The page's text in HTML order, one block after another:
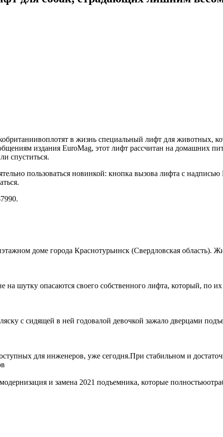
в жизнь специальный лифт для животных,
издания EuroMag, этот лифт рассчитан на домашних
спуститься.
пользоваться новинкой: кнопка вызова лифта с
доме города Краснотурьинск (Свердловская область).
шутку опасаются своего собственного лифта, который, по
с сидящей в ней годовалой девочкой зажало дверцами
для инженеров, уже сегодня.При стабильном и
и замена 2021 подъемника, которые